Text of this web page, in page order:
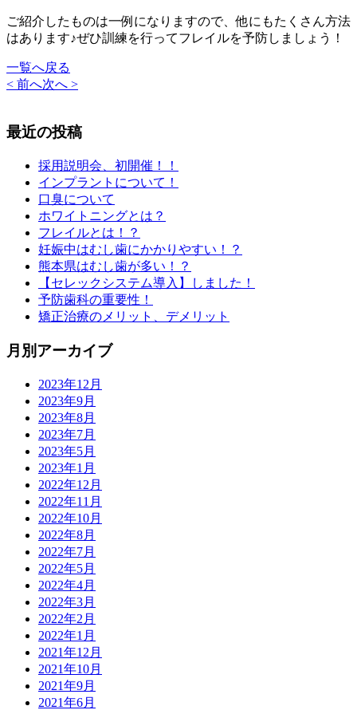
ご紹介したものは一例になりますので、他にもたくさん方法
はあります♪ぜひ訓練を行ってフレイルを予防しましょう！
一覧へ戻る
< 前へ次へ >
最近の投稿
採用説明会、初開催！！
インプラントについて！
口臭について
ホワイトニングとは？
フレイルとは！？
妊娠中はむし歯にかかりやすい！？
熊本県はむし歯が多い！？
【セレックシステム導入】しました！
予防歯科の重要性！
矯正治療のメリット、デメリット
月別アーカイブ
2023年12月
2023年9月
2023年8月
2023年7月
2023年5月
2023年1月
2022年12月
2022年11月
2022年10月
2022年8月
2022年7月
2022年5月
2022年4月
2022年3月
2022年2月
2022年1月
2021年12月
2021年10月
2021年9月
2021年6月